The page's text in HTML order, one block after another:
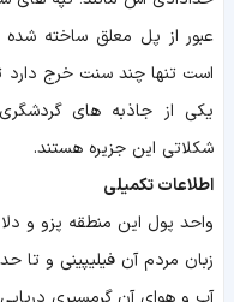
عبور از پل معلق ساخته شده
است تنها چند سنت خرج
یکی از جاذبه های
شکلاتی این جزیره هستند.
اطلاعات تکمیلی
واحد پول این منطقه پزو و
زبان مردم آن فیلیپینی و تا